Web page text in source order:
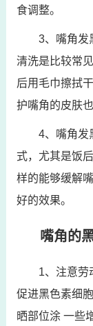
食调整。
3、嘴角发
清洗是比较常
后用毛巾擦拭
护嘴角的皮肤
4、嘴角发
式，尤其是饭
样的能够缓解
好的效果。
嘴角的
1、注意劳
促进黑色素细
晒部位涂 一些